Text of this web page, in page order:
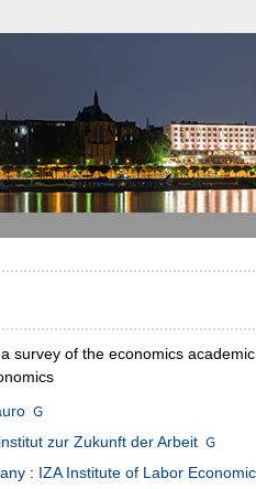
survey of the economics
zur Zukunft der Arbeit
: IZA Institute of Labor